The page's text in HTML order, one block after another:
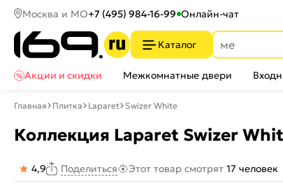
Москва и МО+7 (495) 984-16-99 Онлайн-чат
Каталог
Акции и скидки
Межкомнатные двери
Главная Плитка Laparet Swizer White
Коллекция Laparet Swizer
4,9 Поделиться Этот товар смотрят 17 человек